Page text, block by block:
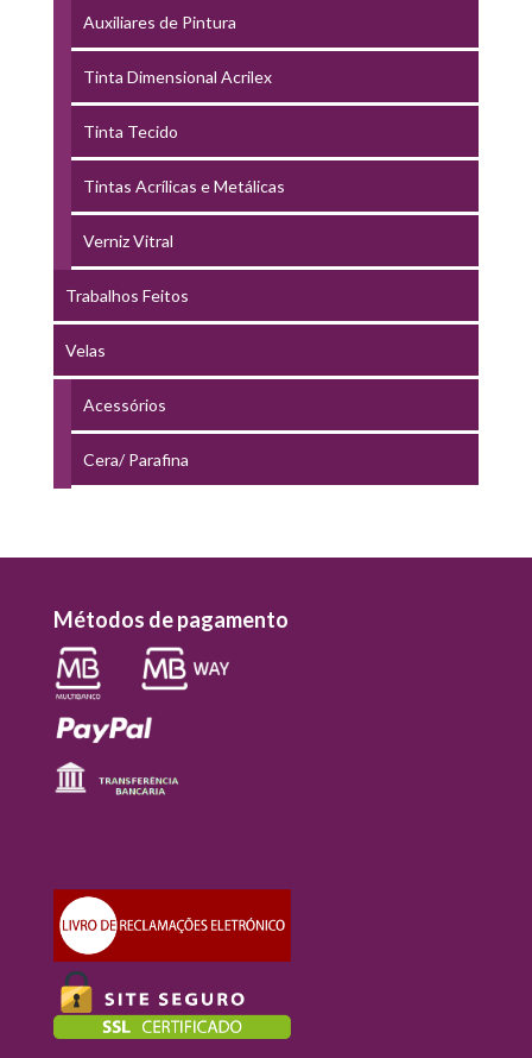
Auxiliares de Pintura
Tinta Dimensional Acrilex
Tinta Tecido
Tintas Acrílicas e Metálicas
Verniz Vitral
Trabalhos Feitos
Velas
Acessórios
Cera/ Parafina
Métodos de pagamento